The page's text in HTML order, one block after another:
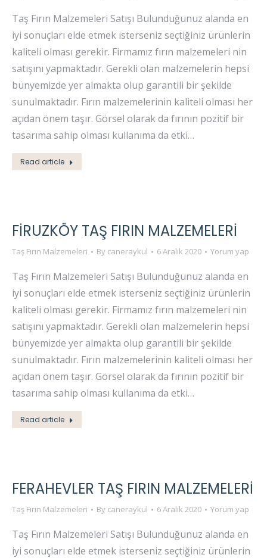
Taş Fırın Malzemeleri Satışı Bulunduğunuz alanda en
iyi sonuçları elde etmek isterseniz seçtiğiniz ürünlerin
kaliteli olması gerekir. Firmamız fırın malzemeleri nin
satışını yapmaktadır. Gerekli olan malzemelerin hepsi
bünyemizde yer almakta olup garantili bir şekilde
sunulmaktadır. Fırın malzemelerinin kaliteli olması her
açıdan önem taşır. Görsel olarak da fırının pozitif bir
tasarıma sahip olması kullanıma da etki…
Read article
FIRUZKÖY TAŞ FIRIN MALZEMELERI
Taş Fırın Malzemeleri By caneraykul 6 Aralık 2020 Yorum yap
Taş Fırın Malzemeleri Satışı Bulunduğunuz alanda en
iyi sonuçları elde etmek isterseniz seçtiğiniz ürünlerin
kaliteli olması gerekir. Firmamız fırın malzemeleri nin
satışını yapmaktadır. Gerekli olan malzemelerin hepsi
bünyemizde yer almakta olup garantili bir şekilde
sunulmaktadır. Fırın malzemelerinin kaliteli olması her
açıdan önem taşır. Görsel olarak da fırının pozitif bir
tasarıma sahip olması kullanıma da etki…
Read article
FERAHEVLER TAŞ FIRIN MALZEMELERI
Taş Fırın Malzemeleri By caneraykul 6 Aralık 2020 Yorum yap
Taş Fırın Malzemeleri Satışı Bulunduğunuz alanda en
iyi sonuçları elde etmek isterseniz seçtiğiniz ürünlerin